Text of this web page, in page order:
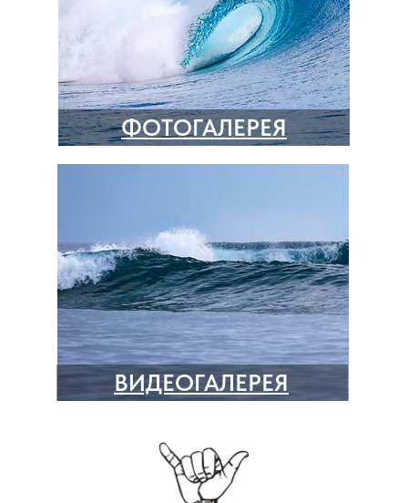
ВИДЕОГАЛЕРЕЯ
ФОТОГАЛЕРЕЯ